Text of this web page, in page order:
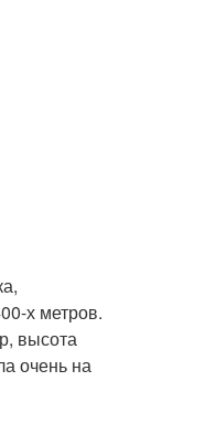
х метров.
высота
очень на